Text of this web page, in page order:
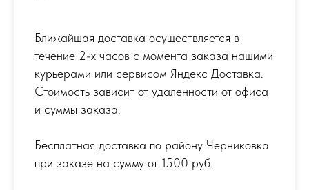
Ближайшая доставка осуществляется в
течение 2-х часов с момента заказа нашими
курьерами или сервисом Яндекс Доставка.
Стоимость зависит от удаленности от офиса
и суммы заказа.
Бесплатная доставка по району Черниковка
при заказе на сумму от 1500 руб.